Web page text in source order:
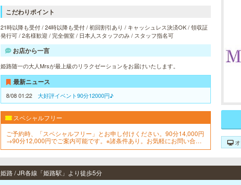
こだわりポイント
21時以降も受付 / 24時以降も受付 / 初回割引あり / キャッシュレス決済OK / 領収証
発行可 / 2名様歓迎 / 完全個室 / 日本人スタッフのみ / スタッフ指名可
お店から一言
姫路随一の大人Mrsが最上級のリラクゼーションをお届けいたします。
最新ニュース
8/08 01:22 大好評イベント90分12000円♪
スペシャルフリー
ご予約時、「スペシャルフリー」とお申し付けください。90分14,000円
→90分12,000円でご案内可能です。※諸条件あり。お気軽にお問い合せ
くださいませ！
姫路 / JR各線「姫路駅」より徒歩5分